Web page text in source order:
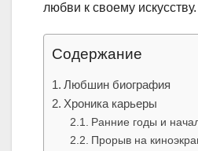
любви к своему искусству.
Содержание
Любшин биография
Хроника карьеры
Ранние годы и
Прорыв на